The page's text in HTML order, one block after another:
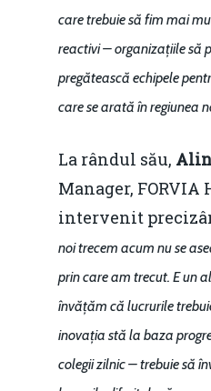
care trebuie să fim mai
reactivi – organizațiile să
pregătească echipele
care se arată în regiunea
La rândul său,
Manager, FORVIA
intervenit
noi trecem acum nu se
prin care am trecut. E un
învățăm că lucrurile
inovația stă la baza
colegii zilnic – trebuie să